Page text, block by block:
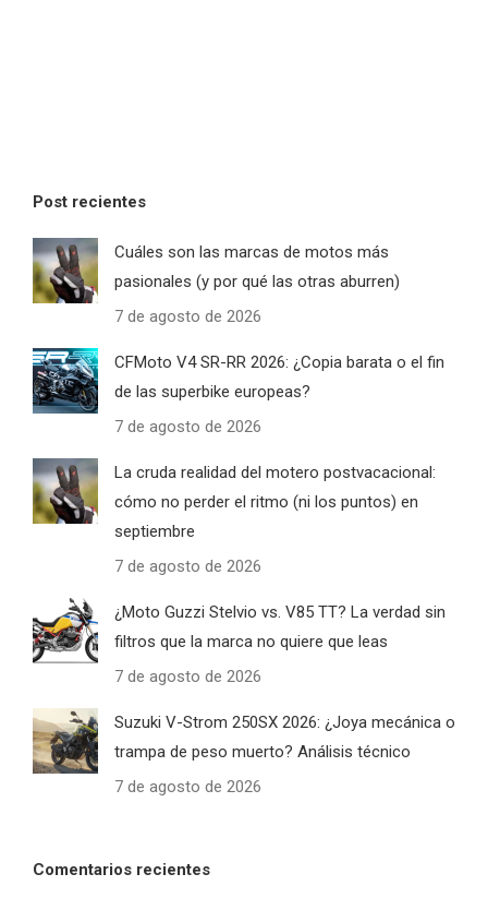
Post recientes
Cuáles son las marcas de motos más
pasionales (y por qué las otras aburren)
7 de agosto de 2026
CFMoto V4 SR-RR 2026: ¿Copia barata o el fin
de las superbike europeas?
7 de agosto de 2026
La cruda realidad del motero postvacacional:
cómo no perder el ritmo (ni los puntos) en
septiembre
7 de agosto de 2026
¿Moto Guzzi Stelvio vs. V85 TT? La verdad sin
filtros que la marca no quiere que leas
7 de agosto de 2026
Suzuki V-Strom 250SX 2026: ¿Joya mecánica o
trampa de peso muerto? Análisis técnico
7 de agosto de 2026
Comentarios recientes